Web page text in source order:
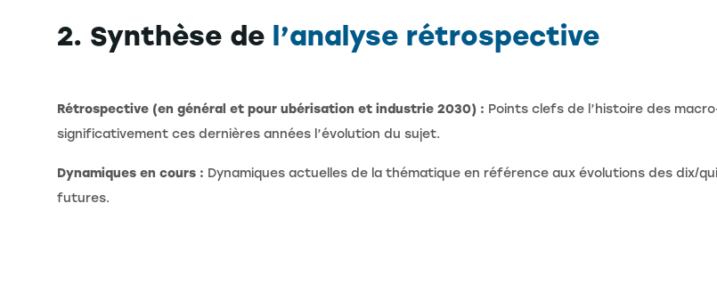
2. Synthèse de l’analyse rétrospective
Rétrospective (en général et pour ubérisation et industrie 2030) : Points clefs de l’histoire des
significativement ces dernières années l’évolution du sujet.
Dynamiques en cours : Dynamiques actuelles de la thématique en référence aux évolutions des dix/
futures.